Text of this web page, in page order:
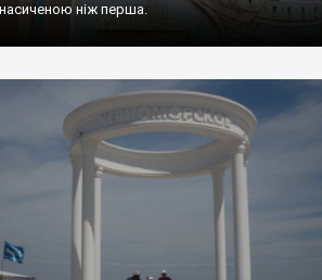
ніж перша.